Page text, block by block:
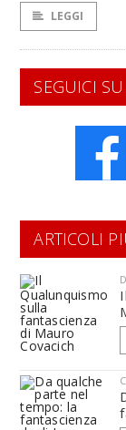
LEGGI
SEGUICI SU
ARTICOLI